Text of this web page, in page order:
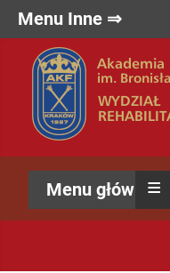
Menu główne ⇒
≡
Menu Inne ⇒